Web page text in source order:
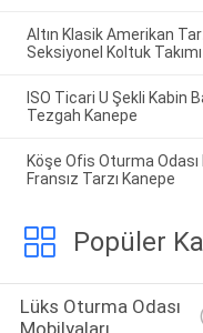
Altın Klasik Amerikan
Seksiyonel Koltuk Takımı
ISO Ticari U Şekli Kabin
Tezgah Kanepe
Köşe Ofis Oturma
Fransız Tarzı Kanepe
Popüler
Lüks Oturma Odası